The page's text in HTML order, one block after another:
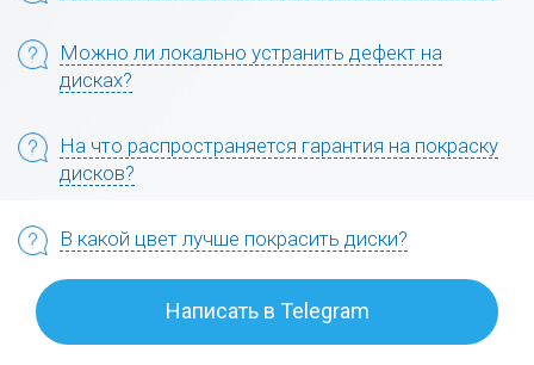
Можно ли локально устранить дефект на
дисках?
На что распространяется гарантия на покраску
дисков?
В какой цвет лучше покрасить диски?
Написать в Telegram